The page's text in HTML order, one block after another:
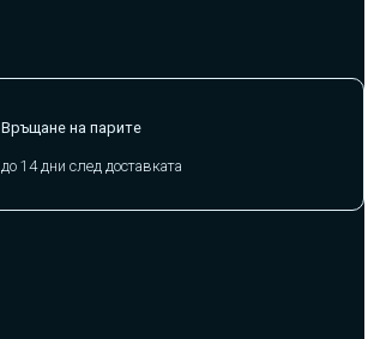
Връщане на парите
до 14 дни след доставката